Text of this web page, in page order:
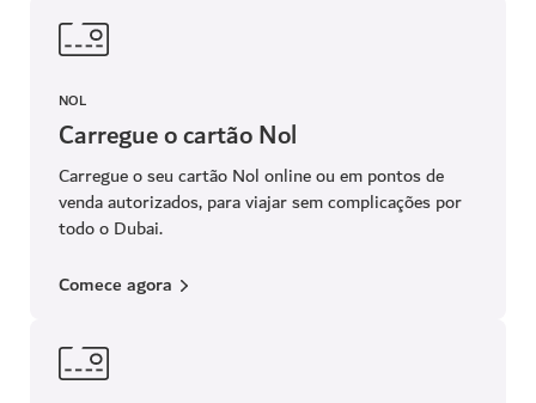
NOL
Carregue o cartão Nol
Carregue o seu cartão Nol online ou em pontos de
venda autorizados, para viajar sem complicações por
todo o Dubai.
Comece agora